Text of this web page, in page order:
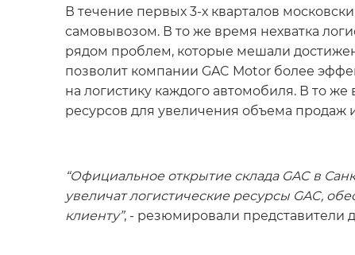
В течение первых 3-х кварталов
самовывозом. В то же время нехватка
рядом проблем, которые мешали
позволит компании GAC Motor более
на логистику каждого автомобиля. В то
ресурсов для увеличения объема продаж
“Официальное открытие склада GAC в
увеличат логистические ресурсы GAC,
клиенту”, - резюмировали представители